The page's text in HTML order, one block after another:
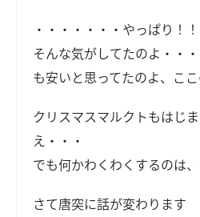
・・・・・・・やっぱり！！
そんな気がしてたのよ・・
も安いと思ってたのよ、ここ
クリスマスマルクトもはじ
え・・・
でも何かわくわくするのは
さて唐突に話が変わります